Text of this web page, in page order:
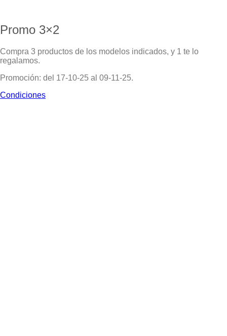
Promo 3×2
Compra 3 productos de los modelos indicados, y 1 te lo
regalamos.
Promoción: del 17-10-25 al 09-11-25.
Condiciones